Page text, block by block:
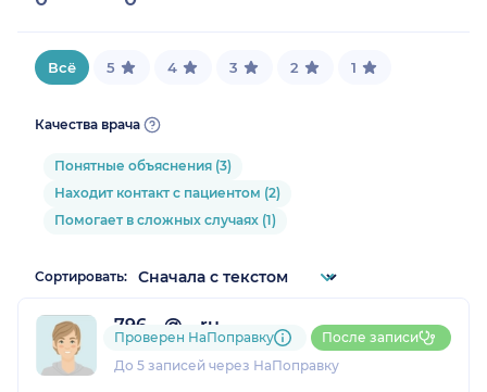
Всё 5 4 3 2 1
Качества врача
Понятные объяснения (3)
Находит контакт с пациентом (2)
Помогает в сложных случаях (1)
Сортировать:
796....@....ru
1 отзыв
До 5 записей через НаПоправку
Проверен НаПоправку После записи